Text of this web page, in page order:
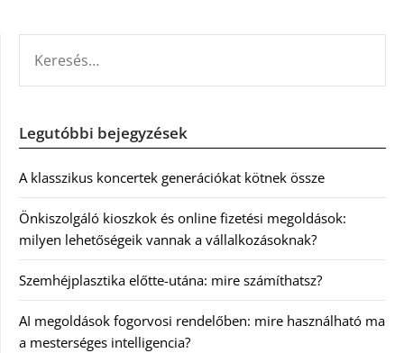
Legutóbbi bejegyzések
A klasszikus koncertek generációkat kötnek össze
Önkiszolgáló kioszkok és online fizetési megoldások:
milyen lehetőségeik vannak a vállalkozásoknak?
Szemhéjplasztika előtte-utána: mire számíthatsz?
AI megoldások fogorvosi rendelőben: mire használható ma
a mesterséges intelligencia?